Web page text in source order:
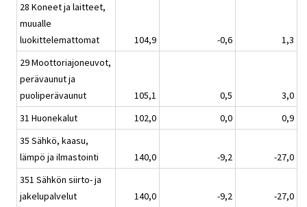
28 Koneet ja laitteet,
muualle
luokittelemattomat
104,9 -0,6
1,3
29 Moottoriajoneuvot,
perävaunut ja
puoliperävaunut
105,1 0,5
3,0
31 Huonekalut
102,0 0,0
0,9
35 Sähkö, kaasu,
lämpö ja ilmastointi
140,0 -9,2
-27,0
351 Sähkön siirto- ja
jakelupalvelut
140,0 -9,2 -27,0